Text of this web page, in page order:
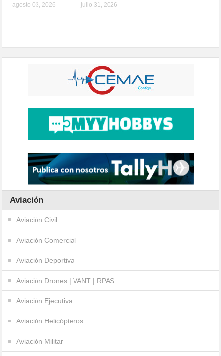
agosto 03, 2026 julio 31, 2026
Aviación
Aviación Civil
Aviación Comercial
Aviación Deportiva
Aviación Drones | VANT | RPAS
Aviación Ejecutiva
Aviación Helicópteros
Aviación Militar